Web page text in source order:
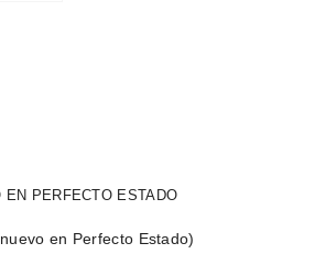
PERFECTO ESTADO
en Perfecto Estado)